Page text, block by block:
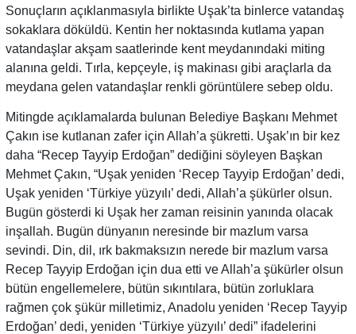
Sonuçların açıklanmasıyla birlikte Uşak’ta binlerce vatandaş
sokaklara döküldü. Kentin her noktasında kutlama yapan
vatandaşlar akşam saatlerinde kent meydanındaki miting
alanına geldi. Tırla, kepçeyle, iş makinası gibi araçlarla da
meydana gelen vatandaşlar renkli görüntülere sebep oldu.
Mitingde açıklamalarda bulunan Belediye Başkanı Mehmet
Çakın ise kutlanan zafer için Allah’a şükretti. Uşak’ın bir kez
daha “Recep Tayyip Erdoğan” dediğini söyleyen Başkan
Mehmet Çakın, “Uşak yeniden ‘Recep Tayyip Erdoğan’ dedi,
Uşak yeniden ‘Türkiye yüzyılı’ dedi, Allah’a şükürler olsun.
Bugün gösterdi ki Uşak her zaman reisinin yanında olacak
inşallah. Bugün dünyanın neresinde bir mazlum varsa
sevindi. Din, dil, ırk bakmaksızın nerede bir mazlum varsa
Recep Tayyip Erdoğan için dua etti ve Allah’a şükürler olsun
bütün engellemelere, bütün sıkıntılara, bütün zorluklara
rağmen çok şükür milletimiz, Anadolu yeniden ‘Recep Tayyip
Erdoğan’ dedi, yeniden ‘Türkiye yüzyılı’ dedi” ifadelerini